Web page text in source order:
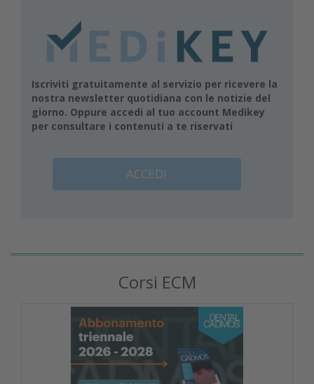
Iscriviti gratuitamente al servizio per ricevere la
nostra newsletter quotidiana con le notizie del
giorno. Oppure accedi al tuo account Medikey
per consultare i contenuti a te riservati
ACCEDI
Corsi ECM